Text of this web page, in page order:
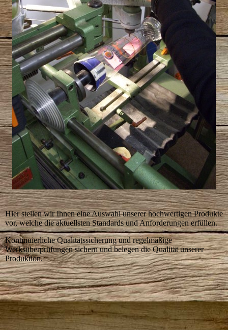
Hier stellen wir Ihnen eine Auswahl unserer hochwertigen Produkte
vor, welche die aktuellsten Standards und Anforderungen erfüllen.
Kontinuierliche Qualitätssicherung und regelmäßige
Werksüberprüfungen sichern und belegen die Qualität unserer
Produktion.